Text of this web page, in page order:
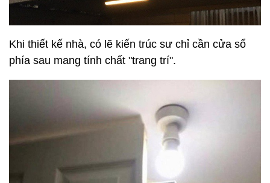
Khi thiết kế nhà, có lẽ kiến trúc sư chỉ cần cửa sổ
phía sau mang tính chất "trang trí".